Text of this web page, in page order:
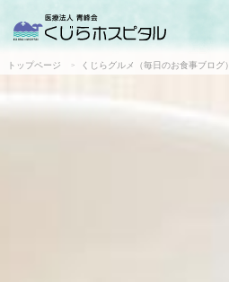
トップページ くじらグルメ（毎日のお食事ブログ）